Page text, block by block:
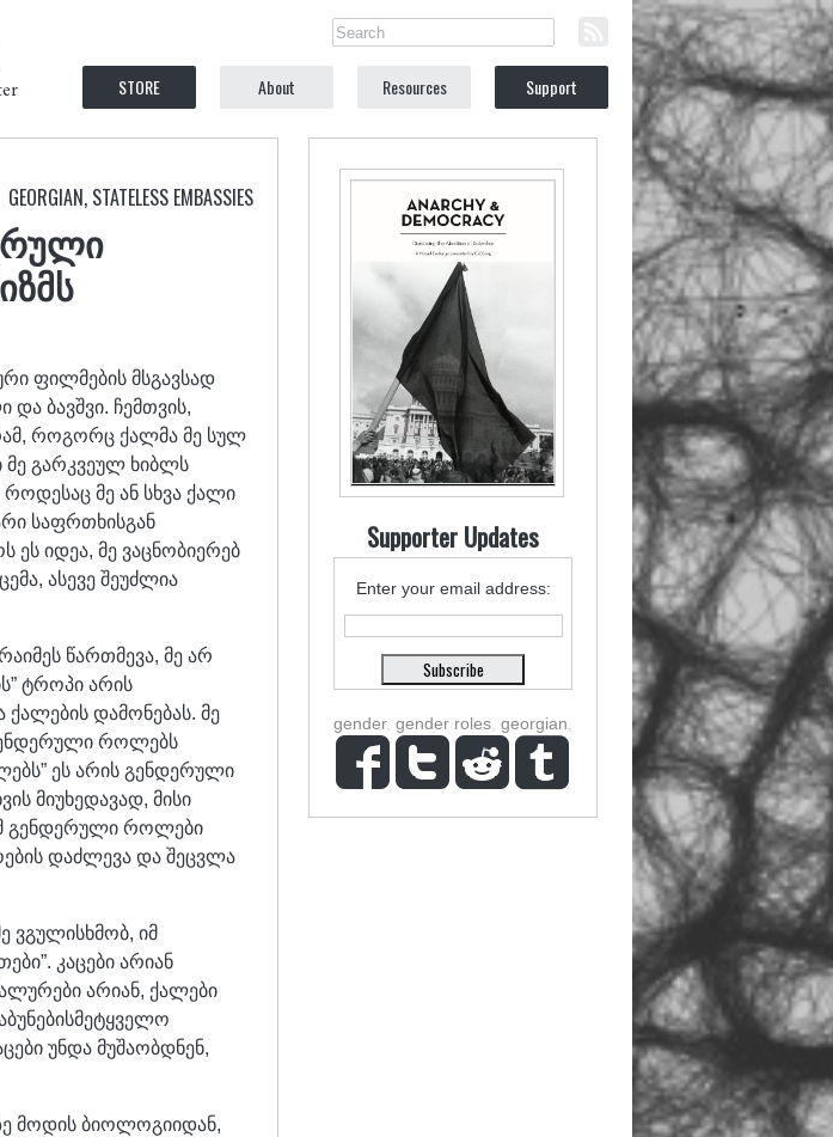
STORE About Resources Support
GEORGIAN, STATELESS EMBASSIES
ფილმების მსგავსად
და ბავშვი. ჩემთვის,
როგორც ქალმა მე სულ
მე გარკვეულ ხიბლს
მე ან სხვა ქალი
საფრთხისგან
ეს იდეა, მე ვაცნობიერებ
ასევე შეუძლია
წართმევა, მე არ
ტროპი არის
დამონებას. მე
როლებს
ეს არის გენდერული
მიუხედავად, მისი
გენდერული როლები
დაძლევა და შეცვლა
ვგულისხმობ, იმ
კაცები არიან
არიან, ქალები
უნდა მუშაობდნენ,
მოდის ბიოლოგიიდან,
Supporter Updates
Enter your email address:
gender, gender roles georgian